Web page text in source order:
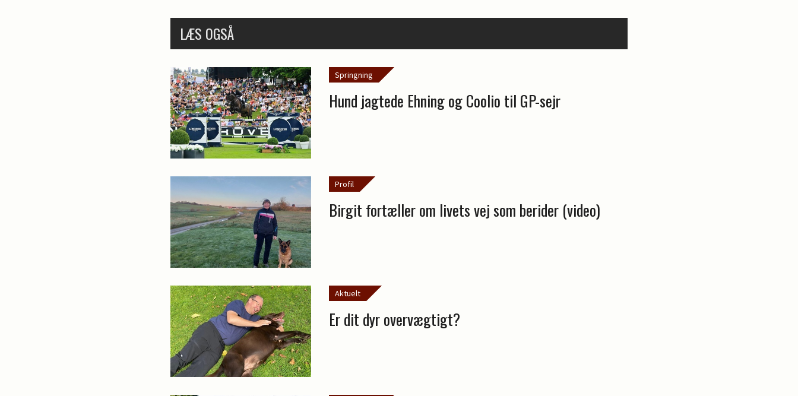
LÆS OGSÅ
Springning
Hund jagtede Ehning og Coolio til GP-sejr
Profil
Birgit fortæller om livets vej som berider (video)
Aktuelt
Er dit dyr overvægtigt?